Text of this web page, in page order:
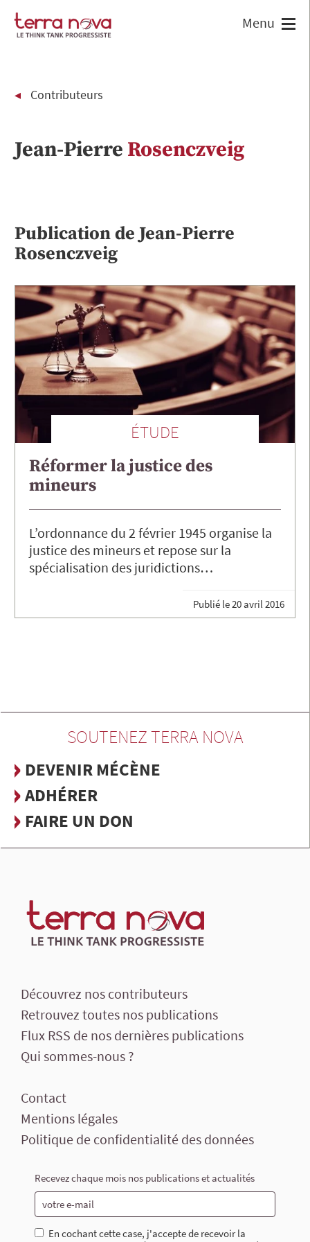
Contributeurs
Jean-Pierre Rosenczveig
Publication deJean-Pierre
Rosenczveig
ÉTUDE
Réformer la justice des
mineurs
L’ordonnance du 2 février 1945 organise la
justice des mineurs et repose sur la
spécialisation des juridictions…
Publié le20 avril 2016
SOUTENEZ TERRA NOVA
DEVENIR MÉCÈNE
ADHÉRER
FAIRE UN DON
Découvrez nos contributeurs
Retrouvez toutes nos publications
Flux RSS de nos dernières publications
Qui sommes-nous ?
Contact
Mentions légales
Politique de confidentialité des données
Recevez chaque mois nos publications et actualités
En cochant cette case, j'accepte de recevoir la